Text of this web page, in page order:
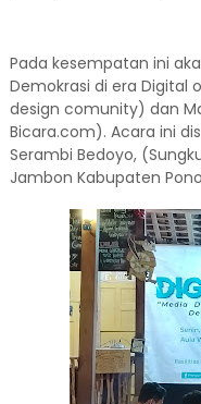
Pada kesempatan ini
Demokrasi di era Digital
design comunity) dan
Bicara.com). Acara ini
Serambi Bedoyo,
Jambon Kabupaten